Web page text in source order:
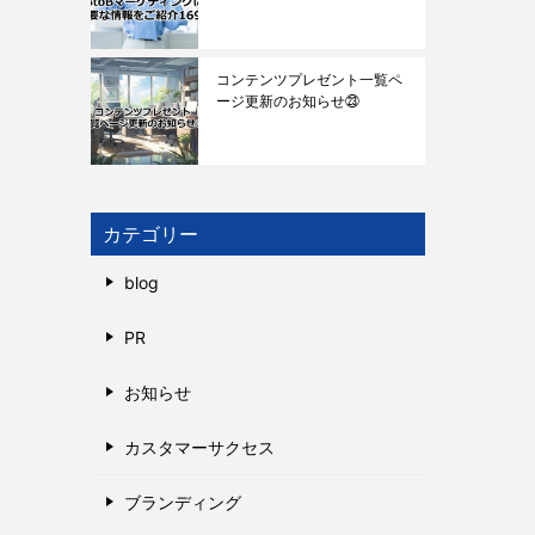
コンテンツプレゼント一覧ペ
ージ更新のお知らせ㉓
カテゴリー
blog
PR
お知らせ
カスタマーサクセス
ブランディング